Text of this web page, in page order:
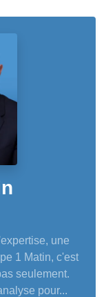
une
1 Matin, c'est
seulement.
pour...